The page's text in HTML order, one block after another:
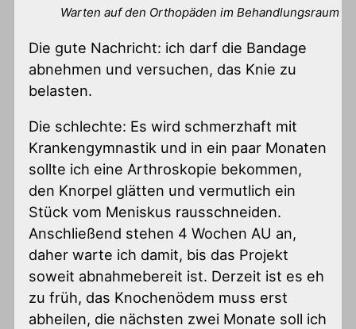
Warten auf den Orthopäden im Behandlungsraum
Die gute Nachricht: ich darf die Bandage
abnehmen und versuchen, das Knie zu
belasten.
Die schlechte: Es wird schmerzhaft mit
Krankengymnastik und in ein paar Monaten
sollte ich eine Arthroskopie bekommen,
den Knorpel glätten und vermutlich ein
Stück vom Meniskus rausschneiden.
Anschließend stehen 4 Wochen AU an,
daher warte ich damit, bis das Projekt
soweit abnahmebereit ist. Derzeit ist es eh
zu früh, das Knochenödem muss erst
abheilen, die nächsten zwei Monate soll ich